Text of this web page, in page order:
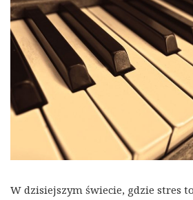
W dzisiejszym świecie, gdzie stres